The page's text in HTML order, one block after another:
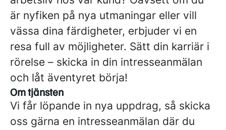
är nyfiken på nya utmaningar eller vill
vässa dina färdigheter, erbjuder vi en
resa full av möjligheter. Sätt din karriär i
rörelse – skicka in din intresseanmälan
och låt äventyret börja!
Om tjänsten
Vi får löpande in nya uppdrag, så skicka
oss gärna en intresseanmälan där du